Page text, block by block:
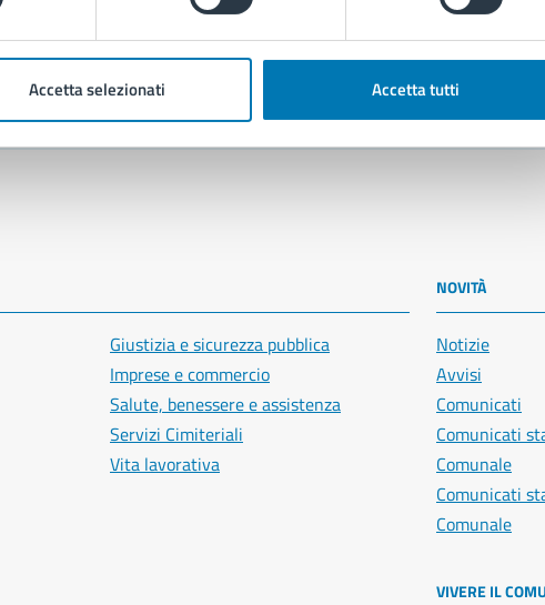
Accetta selezionati Accetta tutti
Giustizia e sicurezza pubblica
Imprese e commercio
Salute, benessere e assistenza
Servizi Cimiteriali
Vita lavorativa
NOVITÀ
Notizie
Avvisi
Comunicati
Comunicati
Comunale
Comunicati
Comunale
VIVERE IL